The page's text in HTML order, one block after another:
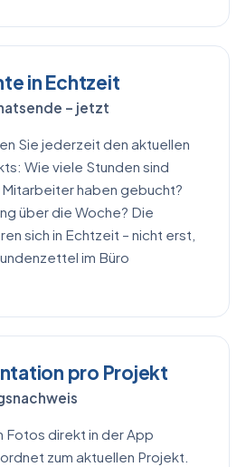
in Echtzeit
– jetzt
Sie jederzeit den aktuellen
Wie viele Stunden sind
haben gebucht?
über die Woche? Die
sich in Echtzeit – nicht erst,
im Büro
pro Projekt
Fotos direkt in der App
zum aktuellen Projekt.